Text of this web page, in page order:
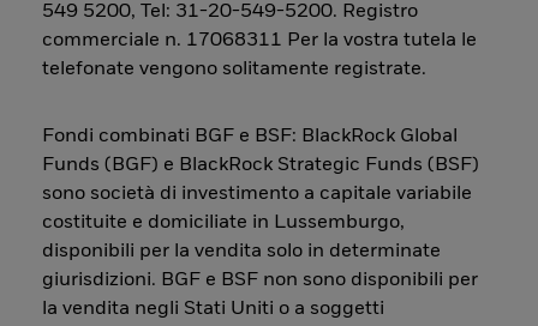
549 5200, Tel: 31-20-549-5200. Registro
commerciale n. 17068311 Per la vostra tutela le
telefonate vengono solitamente registrate.
Fondi combinati BGF e BSF: BlackRock Global
Funds (BGF) e BlackRock Strategic Funds (BSF)
sono società di investimento a capitale variabile
costituite e domiciliate in Lussemburgo,
disponibili per la vendita solo in determinate
giurisdizioni. BGF e BSF non sono disponibili per
la vendita negli Stati Uniti o a soggetti